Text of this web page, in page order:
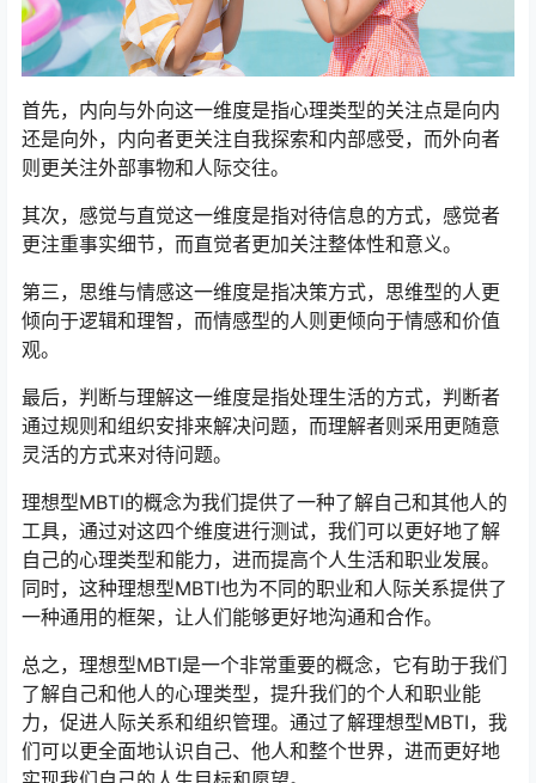
首先，内向与外向这一维度是指心理类型的关注点是向内
还是向外，内向者更关注自我探索和内部感受，而外向者
则更关注外部事物和人际交往。
其次，感觉与直觉这一维度是指对待信息的方式，感觉者
更注重事实细节，而直觉者更加关注整体性和意义。
第三，思维与情感这一维度是指决策方式，思维型的人更
倾向于逻辑和理智，而情感型的人则更倾向于情感和价值
观。
最后，判断与理解这一维度是指处理生活的方式，判断者
通过规则和组织安排来解决问题，而理解者则采用更随意
灵活的方式来对待问题。
理想型MBTI的概念为我们提供了一种了解自己和其他人的
工具，通过对这四个维度进行测试，我们可以更好地了解
自己的心理类型和能力，进而提高个人生活和职业发展。
同时，这种理想型MBTI也为不同的职业和人际关系提供了
一种通用的框架，让人们能够更好地沟通和合作。
总之，理想型MBTI是一个非常重要的概念，它有助于我们
了解自己和他人的心理类型，提升我们的个人和职业能
力，促进人际关系和组织管理。通过了解理想型MBTI，我
们可以更全面地认识自己、他人和整个世界，进而更好地